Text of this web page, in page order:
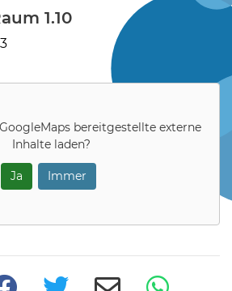
1.10
GoogleMapsbereitgestellte externe
Inhalte laden?
Ja Immer